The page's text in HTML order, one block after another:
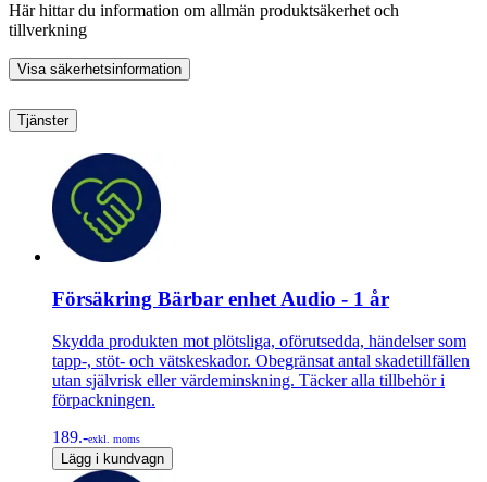
Här hittar du information om allmän produktsäkerhet och
tillverkning
Visa säkerhetsinformation
Tjänster
Försäkring Bärbar enhet Audio - 1 år
Skydda produkten mot plötsliga, oförutsedda, händelser som
tapp-, stöt- och vätskeskador. Obegränsat antal skadetillfällen
utan självrisk eller värdeminskning. Täcker alla tillbehör i
förpackningen.
189.-exkl. moms
Lägg i kundvagn